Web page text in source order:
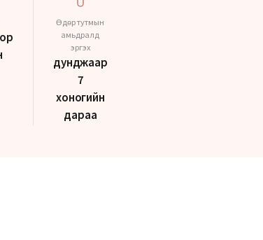
Өдөр тутмын
амьдралд
эргэх
дунджаар
7
хоногийн
дараа